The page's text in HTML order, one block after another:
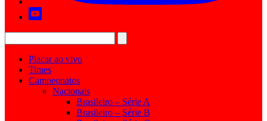
Placar ao vivo
Times
Campeonatos
Nacionais
Brasileiro – Série A
Brasileiro – Série B